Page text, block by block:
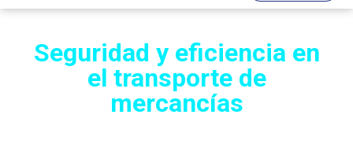
Seguridad y eficiencia en
el transporte de
mercancías